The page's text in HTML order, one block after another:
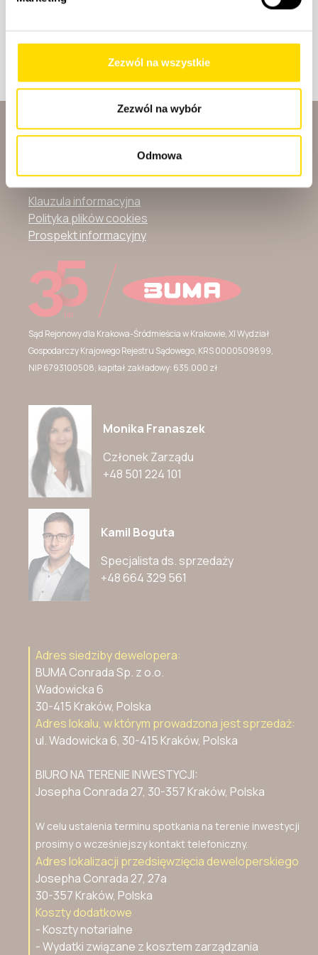
Zezwól na wszystkie
Zezwól na wybór
Odmowa
* proszę zaznaczyć w przypadku podania adresu e-mail
** proszę zaznaczyć przynajmniej jedną zgodę w
przypadku podania numeru telefonu
Klauzula informacyjna
Polityka plików cookies
Prospekt informacyjny
Sąd Rejonowy dla Krakowa-Śródmieścia w Krakowie, XI Wydział
Gospodarczy Krajowego Rejestru Sądowego, KRS 0000509899,
NIP 6793100508, kapitał zakładowy: 635.000 zł
Monika Franaszek
Członek Zarządu
+48 501 224 101
Kamil Boguta
Specjalista ds. sprzedaży
+48 664 329 561
Adres siedziby dewelopera:
BUMA Conrada Sp. z o.o.
Wadowicka 6
30-415 Kraków, Polska
Adres lokalu, w którym prowadzona jest sprzedaż:
ul. Wadowicka 6, 30-415 Kraków, Polska
BIURO NA TERENIE INWESTYCJI:
Josepha Conrada 27, 30-357 Kraków, Polska
W celu ustalenia terminu spotkania na terenie inwestycji
prosimy o wcześniejszy kontakt telefoniczny.
Adres lokalizacji przedsięwzięcia deweloperskiego
Josepha Conrada 27, 27a
30-357 Kraków, Polska
Koszty dodatkowe
- Koszty notarialne
- Wydatki związane z kosztem zarządzania